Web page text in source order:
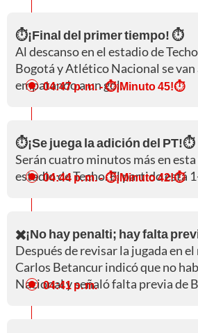
⏱️¡Final del primer tiempo! ⏱️
Al descanso en el estadio de
Bogotá y Atlético Nacional se
empatando a un gol.
04:47 p. m.- ⏱️¡Minuto 45!⏱️
⏱️¡Se juega la adición del PT!⏱️
Serán cuatro minutos más en
estadio de Techo. El partido está
04:44 p. m.- ⏱️¡Minuto 42!⏱️
✖️¡No hay penalti; hay falta
Después de revisar la jugada en
Carlos Betancur indicó que no
Nacional y señaló falta previa de
04:41 p. m.